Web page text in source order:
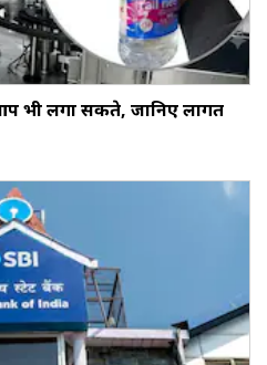
भी लगा सकते, जानिए लागत